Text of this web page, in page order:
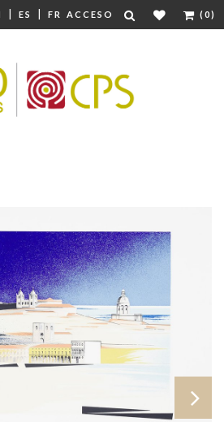
| ES | FR ACCESO (0)